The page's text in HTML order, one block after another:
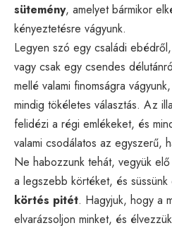
sütemény, amelyet bármikor
kényeztetésre vágyunk.
Legyen szó egy családi
vagy csak egy csendes
mellé valami finomságra
mindig tökéletes választás. Az
felidézi a régi emlékeket, és
valami csodálatos az egyszerű,
Ne habozzunk tehát, vegyük
a legszebb körtéket, és
körtés pitét. Hagyjuk, hogy a
elvarázsoljon minket, és